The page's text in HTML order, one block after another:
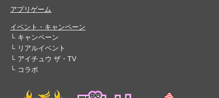
アプリゲーム
イベント・キャンペーン
キャンペーン
リアルイベント
アイチュウ ザ・TV
コラボ